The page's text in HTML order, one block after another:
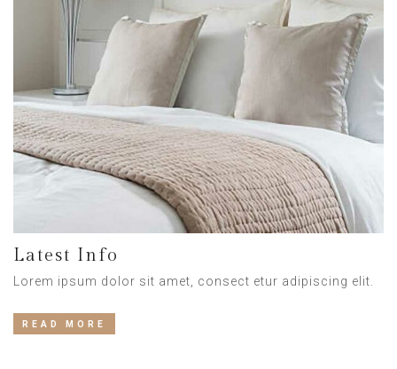
Latest Info
Lorem ipsum dolor sit amet, consect etur adipiscing elit.
READ MORE